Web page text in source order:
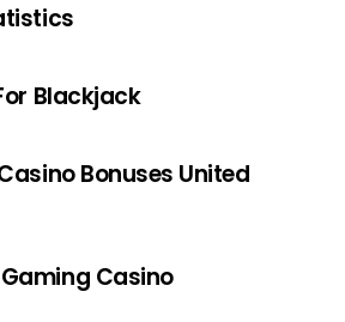
Blackjack
Bonuses United
Casino